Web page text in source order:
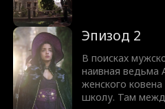
парень ослеп из-
предлагает
зрение, а Нейт
Но юную ведьму
ведь спать
что она думала!
Эпизод 2
В поисках
наивная ведьма
женского
школу. Там